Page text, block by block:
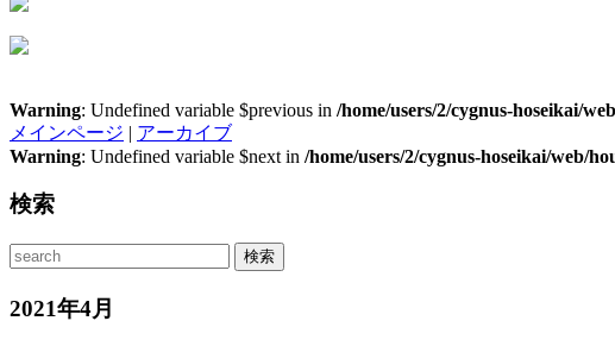
Warning: Undefined variable $previous in /home/users/2/cygnus-hoseikai/
メインページ | アーカイブ
Warning: Undefined variable $next in /home/users/2/cygnus-hoseikai/web/
検索
2021年4月